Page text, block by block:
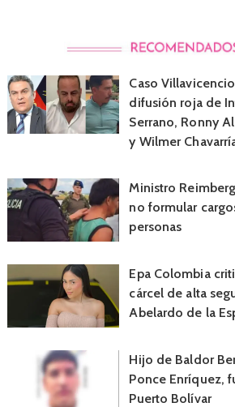
Caso
difusión roja de
Serrano, Ronny
y Wilmer
Ministro
no formular
personas
Epa Colombia
cárcel de alta
Abelardo de la
Hijo de Baldor
Ponce Enríquez,
Puerto Bolívar